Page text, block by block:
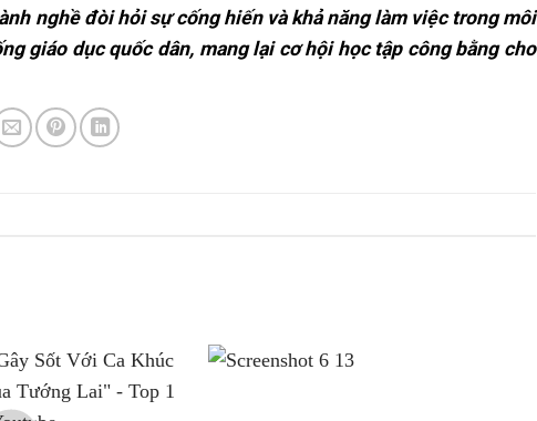
nghề đòi hỏi sự cống hiến và khả năng làm việc trong môi
giáo dục quốc dân, mang lại cơ hội học tập công bằng cho